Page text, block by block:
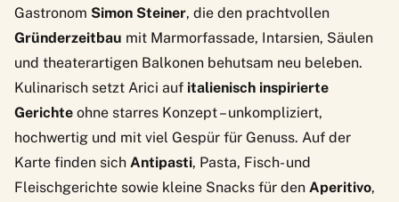
Gastronom Simon Steiner, die den prachtvollen
Gründerzeitbau mit Marmorfassade, Intarsien, Säulen
und theaterartigen Balkonen behutsam neu beleben.
Kulinarisch setzt Arici auf italienisch inspirierte
Gerichte ohne starres Konzept – unkompliziert,
hochwertig und mit viel Gespür für Genuss. Auf der
Karte finden sich Antipasti, Pasta, Fisch- und
Fleischgerichte sowie kleine Snacks für den Aperitivo,